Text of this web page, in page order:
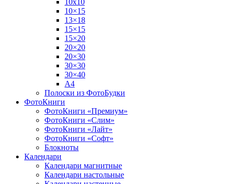
10х10
10×15
13×18
15×15
15×20
20×20
20×30
30×30
30×40
A4
Полоски из ФотоБудки
ФотоКниги
ФотоКниги «Премиум»
ФотоКниги «Слим»
ФотоКниги «Лайт»
ФотоКниги «Софт»
Блокноты
Календари
Календари магнитные
Календари настольные